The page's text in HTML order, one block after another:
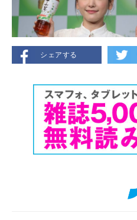
シェアする